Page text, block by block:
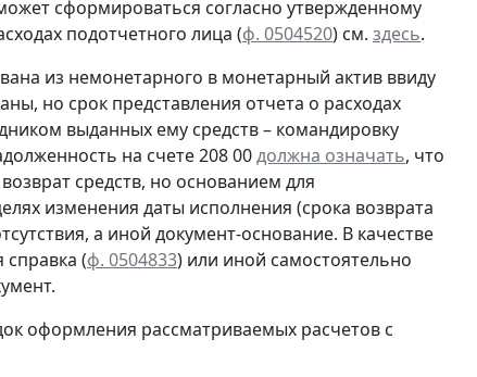
сформироваться согласно утвержденному
подотчетного лица (ф. 0504520) см. здесь.
из немонетарного в монетарный актив ввиду
но срок представления отчета о расходах
выданных ему средств – командировку
на счете 208 00должна означать, что
средств, но основанием для
изменения даты исполнения (срока возврата
а иной документ-основание. В качестве
справка (ф. 0504833) или иной самостоятельно
оформления рассматриваемых расчетов с